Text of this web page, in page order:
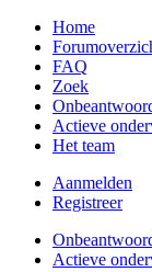
Home
FAQ
Zoek
Actieve
Het team
Aanmelden
Registreer
Actieve